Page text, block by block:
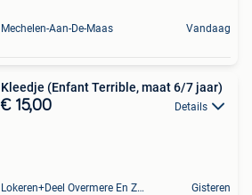
Mechelen-Aan-De-Maas Vandaag
Kleedje (Enfant Terrible, maat 6/7 jaar)
€ 15,00 Details
Lokeren+Deel Overmere En Zele Gisteren